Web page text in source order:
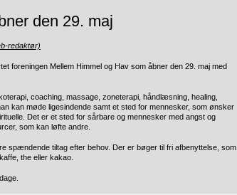
den 29. maj
redaktør)
foreningen Mellem Himmel og Hav som åbner den 29. maj med
coaching, massage, zoneterapi, håndlæsning, healing,
kan møde ligesindende samt et sted for mennesker, som ønsker
Det er et sted for sårbare og mennesker med angst og
som kan løfte andre.
spændende tiltag efter behov. Der er bøger til fri afbenyttelse, som
the eller kakao.